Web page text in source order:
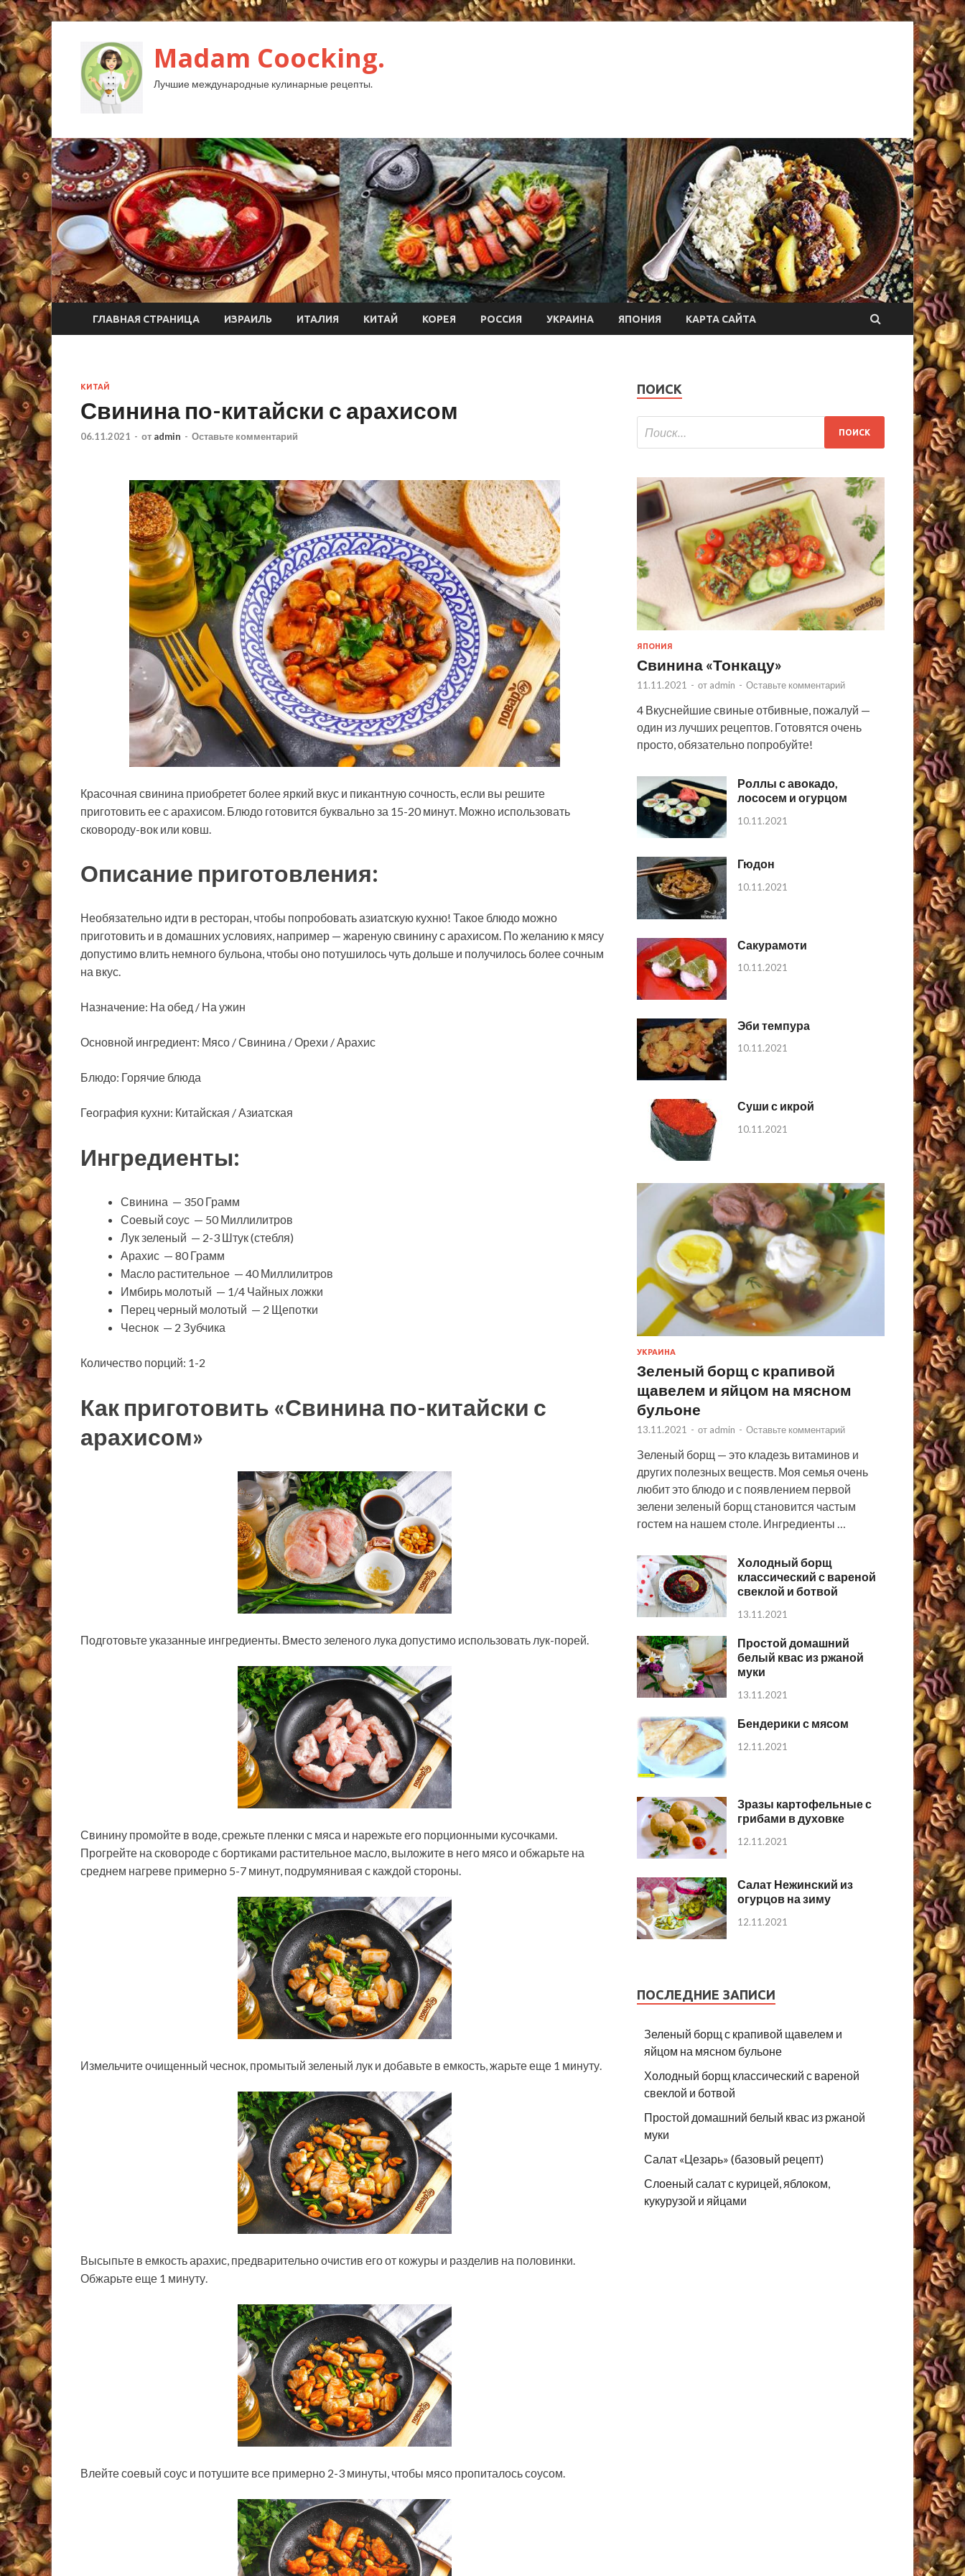
Madam Coocking.
Лучшие международные кулинарные рецепты.
ГЛАВНАЯ СТРАНИЦА ИЗРАИЛЬ ИТАЛИЯ КИТАЙ КОРЕЯ РОССИЯ УКРАИНА ЯПОНИЯ КАРТА САЙТА
КИТАЙ
Свинина по-китайски с арахисом
06.11.2021 - от admin - Оставьте комментарий
Красочная свинина приобретет более яркий вкус и пикантную сочность, если вы решите
приготовить ее с арахисом. Блюдо готовится буквально за 15-20 минут. Можно использовать
сковороду-вок или ковш.
Описание приготовления:
Необязательно идти в ресторан, чтобы попробовать азиатскую кухню! Такое блюдо можно
приготовить и в домашних условиях, например — жареную свинину с арахисом. По желанию к мясу
допустимо влить немного бульона, чтобы оно потушилось чуть дольше и получилось более сочным
на вкус.
Назначение: На обед / На ужин
Основной ингредиент: Мясо / Свинина / Орехи / Арахис
Блюдо: Горячие блюда
География кухни: Китайская / Азиатская
Ингредиенты:
Свинина — 350 Грамм
Соевый соус — 50 Миллилитров
Лук зеленый — 2-3 Штук (стебля)
Арахис — 80 Грамм
Масло растительное — 40 Миллилитров
Имбирь молотый — 1/4 Чайных ложки
Перец черный молотый — 2 Щепотки
Чеснок — 2 Зубчика
Количество порций: 1-2
Как приготовить «Свинина по-китайски с
арахисом»
Подготовьте указанные ингредиенты. Вместо зеленого лука допустимо использовать лук-порей.
Свинину промойте в воде, срежьте пленки с мяса и нарежьте его порционными кусочками.
Прогрейте на сковороде с бортиками растительное масло, выложите в него мясо и обжарьте на
среднем нагреве примерно 5-7 минут, подрумянивая с каждой стороны.
Измельчите очищенный чеснок, промытый зеленый лук и добавьте в емкость, жарьте еще 1 минуту.
Высыпьте в емкость арахис, предварительно очистив его от кожуры и разделив на половинки.
Обжарьте еще 1 минуту.
Влейте соевый соус и потушите все примерно 2-3 минуты, чтобы мясо пропиталось соусом.
ПОИСК
ЯПОНИЯ
Свинина «Тонкацу»
11.11.2021 - от admin - Оставьте комментарий
4 Вкуснейшие свиные отбивные, пожалуй —
один из лучших рецептов. Готовятся очень
просто, обязательно попробуйте!
Роллы с авокадо,
лососем и огурцом
10.11.2021
Гюдон
10.11.2021
Сакурамоти
10.11.2021
Эби темпура
10.11.2021
Суши с икрой
10.11.2021
УКРАИНА
Зеленый борщ с крапивой
щавелем и яйцом на мясном
бульоне
13.11.2021 - от admin - Оставьте комментарий
Зеленый борщ — это кладезь витаминов и
других полезных веществ. Моя семья очень
любит это блюдо и с появлением первой
зелени зеленый борщ становится частым
гостем на нашем столе. Ингредиенты …
Холодный борщ
классический с вареной
свеклой и ботвой
13.11.2021
Простой домашний
белый квас из ржаной
муки
13.11.2021
Бендерики с мясом
12.11.2021
Зразы картофельные с
грибами в духовке
12.11.2021
Салат Нежинский из
огурцов на зиму
12.11.2021
ПОСЛЕДНИЕ ЗАПИСИ
Зеленый борщ с крапивой щавелем и
яйцом на мясном бульоне
Холодный борщ классический с вареной
свеклой и ботвой
Простой домашний белый квас из ржаной
муки
Салат «Цезарь» (базовый рецепт)
Слоеный салат с курицей, яблоком,
кукурузой и яйцами